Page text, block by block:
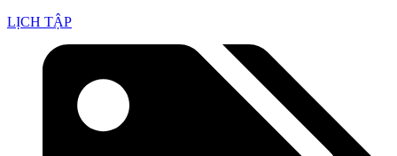
LỊCH TẬP